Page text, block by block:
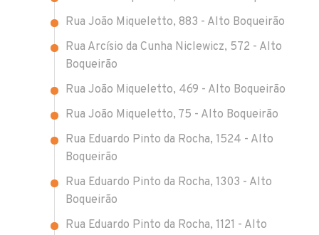
Rua João Miqueletto, 883 - Alto Boqueirão
Rua Arcísio da Cunha Niclewicz, 572 - Alto
Boqueirão
Rua João Miqueletto, 469 - Alto Boqueirão
Rua João Miqueletto, 75 - Alto Boqueirão
Rua Eduardo Pinto da Rocha, 1524 - Alto
Boqueirão
Rua Eduardo Pinto da Rocha, 1303 - Alto
Boqueirão
Rua Eduardo Pinto da Rocha, 1121 - Alto